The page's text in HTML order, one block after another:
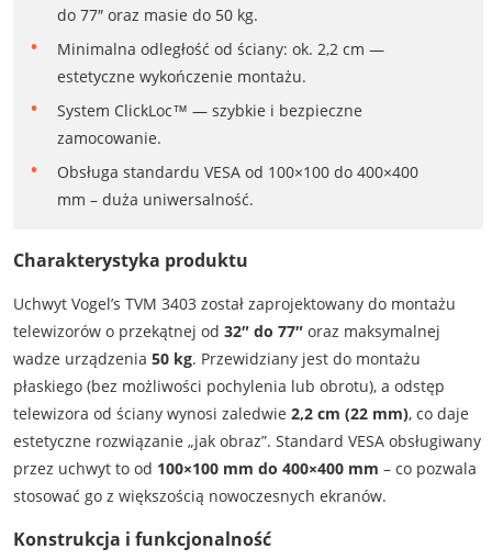
do 77″ oraz masie do 50 kg.
Minimalna odległość od ściany: ok. 2,2 cm —
estetyczne wykończenie montażu.
System ClickLoc™ — szybkie i bezpieczne
zamocowanie.
Obsługa standardu VESA od 100×100 do 400×400
mm – duża uniwersalność.
Charakterystyka produktu
Uchwyt Vogel’s TVM 3403 został zaprojektowany do montażu
telewizorów o przekątnej od 32″ do 77″oraz maksymalnej
wadze urządzenia 50 kg. Przewidziany jest do montażu
płaskiego (bez możliwości pochylenia lub obrotu), a odstęp
telewizora od ściany wynosi zaledwie 2,2 cm (22 mm), co daje
estetyczne rozwiązanie „jak obraz”. Standard VESA obsługiwany
przez uchwyt to od 100×100 mm do 400×400 mm – co pozwala
stosować go z większością nowoczesnych ekranów.
Konstrukcja i funkcjonalność